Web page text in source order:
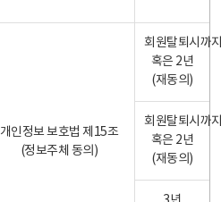
개인정보 보호법 제15조
(정보주체 동의)
회원탈퇴시까
혹은 2년
(재동의)
회원탈퇴시까
혹은 2년
(재동의)